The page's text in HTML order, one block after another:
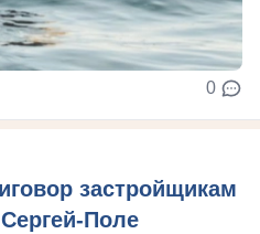
0
застройщикам
Поле